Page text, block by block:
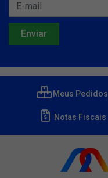
Meus Pedidos
Notas Fiscais